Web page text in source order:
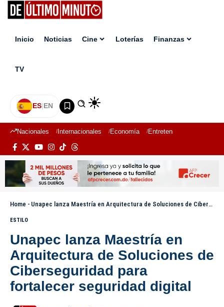
Inicio Noticias Cine Loterías Finanzas
TV
ES|EN
Nacionales Internacionales Economía Entretenimiento
Home - Unapec lanza Maestría en Arquitectura de Soluciones de Ciberseguridad para fortalecer seguridad digital
ESTILO
Unapec lanza Maestría en
Arquitectura de Soluciones de
Ciberseguridad para
fortalecer seguridad digital